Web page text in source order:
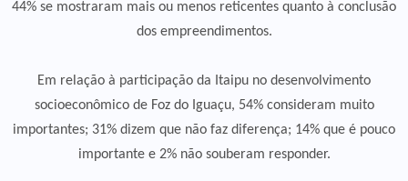
44% se mostraram mais ou menos reticentes quanto à conclusão
dos empreendimentos.
Em relação à participação da Itaipu no desenvolvimento
socioeconômico de Foz do Iguaçu, 54% consideram muito
importantes; 31% dizem que não faz diferença; 14% que é pouco
importante e 2% não souberam responder.